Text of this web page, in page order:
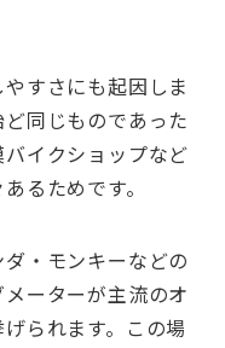
すさにも起因しま
同じものであった
イクショップなど
るためです。
・モンキーなどの
ーターが主流のオ
られます。この場